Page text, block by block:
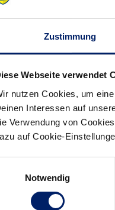
Zustimmung
Webseite verwendet
nutzen Cookies, um
Interessen auf
Verwendung von
auf Cookie-
Notwendig
nach oben haben. Es
Da versuche ich jeden
auftritt, gefällt mir
Trainer zur Freude
nahm sich das Team